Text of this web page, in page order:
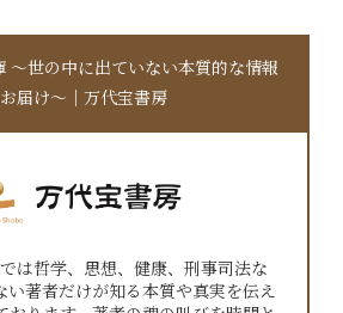
〜世の中に出ていない本質的な情報
届け〜｜万代宝書房
では哲学、思想、健康、刑事司法な
い著者だけが知る本質や真実を伝え